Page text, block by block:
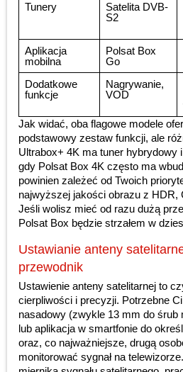
Tunery
Satelita DVB-
S2
Aplikacja
mobilna
Polsat Box
Go
Dodatkowe
funkcje
Nagrywanie,
VOD
Jak widać, oba flagowe modele
podstawowy zestaw funkcji, ale
Ultrabox+ 4K ma tuner hybrydowy
gdy Polsat Box 4K często ma
powinien zależeć od Twoich
najwyższej jakości obrazu z HDR,
Jeśli wolisz mieć od razu dużą
Polsat Box będzie strzałem w
Ustawianie anteny
przewodnik
Ustawienie anteny satelitarnej to
cierpliwości i precyzji. Potrzebne
nasadowy (zwykle 13 mm do śrub
lub aplikacja w smartfonie do
oraz, co najważniejsze, drugą
monitorować sygnał na